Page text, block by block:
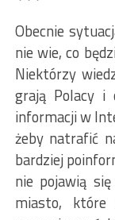
Obecnie
nie wie, co
Niektórzy
grają Polacy i
informacji w
żeby natrafić
bardziej
nie pojawią
miasto, które